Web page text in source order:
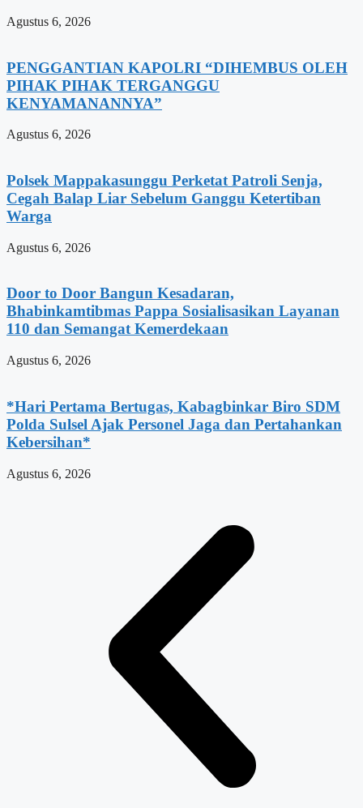
Agustus 6, 2026
PENGGANTIAN KAPOLRI “DIHEMBUS OLEH
PIHAK PIHAK TERGANGGU
KENYAMANANNYA”
Agustus 6, 2026
Polsek Mappakasunggu Perketat Patroli Senja,
Cegah Balap Liar Sebelum Ganggu Ketertiban
Warga
Agustus 6, 2026
Door to Door Bangun Kesadaran,
Bhabinkamtibmas Pappa Sosialisasikan Layanan
110 dan Semangat Kemerdekaan
Agustus 6, 2026
*Hari Pertama Bertugas, Kabagbinkar Biro SDM
Polda Sulsel Ajak Personel Jaga dan Pertahankan
Kebersihan*
Agustus 6, 2026